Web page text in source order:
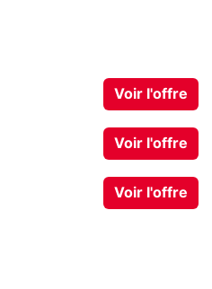
Voir l'offre
Voir l'offre
Voir l'offre